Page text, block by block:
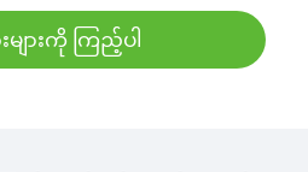
များကို ကြည့်ပါ